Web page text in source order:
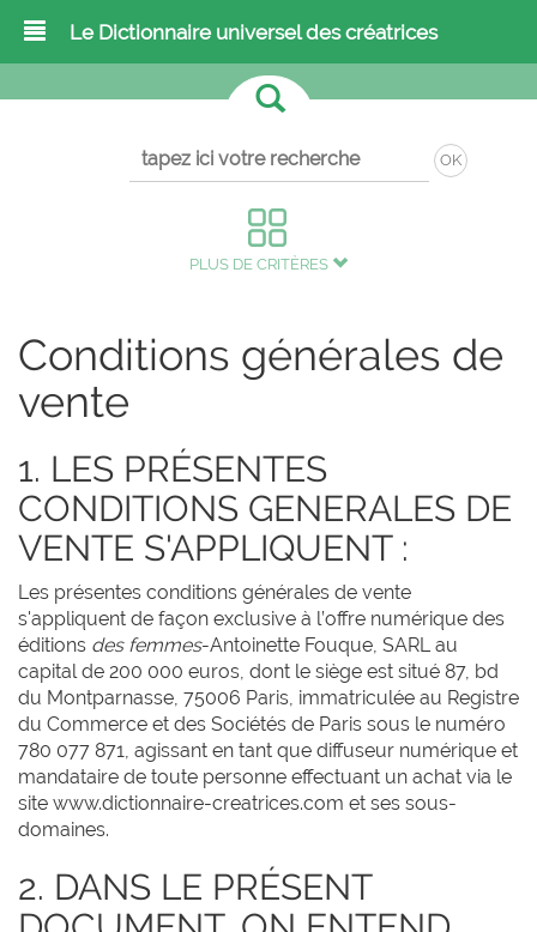
Le Dictionnaire universel des créatrices
OK
PLUS DE CRITÈRES
Conditions générales de
vente
1. LES PRÉSENTES
CONDITIONS GENERALES DE
VENTE S'APPLIQUENT :
Les présentes conditions générales de vente
s'appliquent de façon exclusive à l’offre numérique des
éditions des femmes-Antoinette Fouque, SARL au
capital de 200 000 euros, dont le siège est situé 87, bd
du Montparnasse, 75006 Paris, immatriculée au Registre
du Commerce et des Sociétés de Paris sous le numéro
780 077 871, agissant en tant que diffuseur numérique et
mandataire de toute personne effectuant un achat via le
site www.dictionnaire-creatrices.com et ses sous-
domaines.
2. DANS LE PRÉSENT